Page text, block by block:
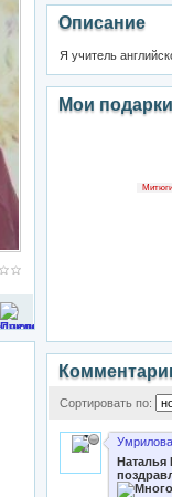
Описание
Я учитель
Мои подарки
Сортировать по:
Наталья